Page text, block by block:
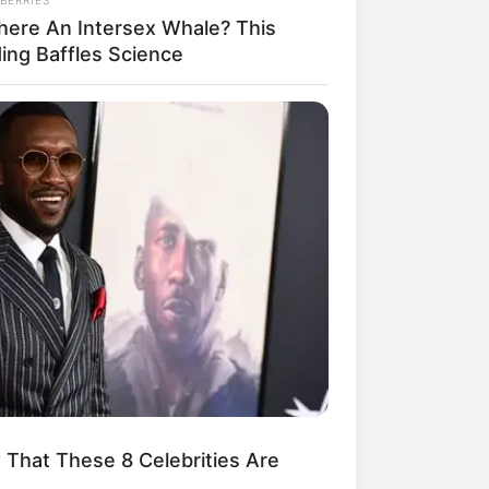
Banget! 10 Pose Lucu
yang Bikin Ketawa
10 Kalimat Baper
Bahasa Jawa Ini Bikin
Abis
An Intersex Whale? This
Baffles Science
These 8 Celebrities Are